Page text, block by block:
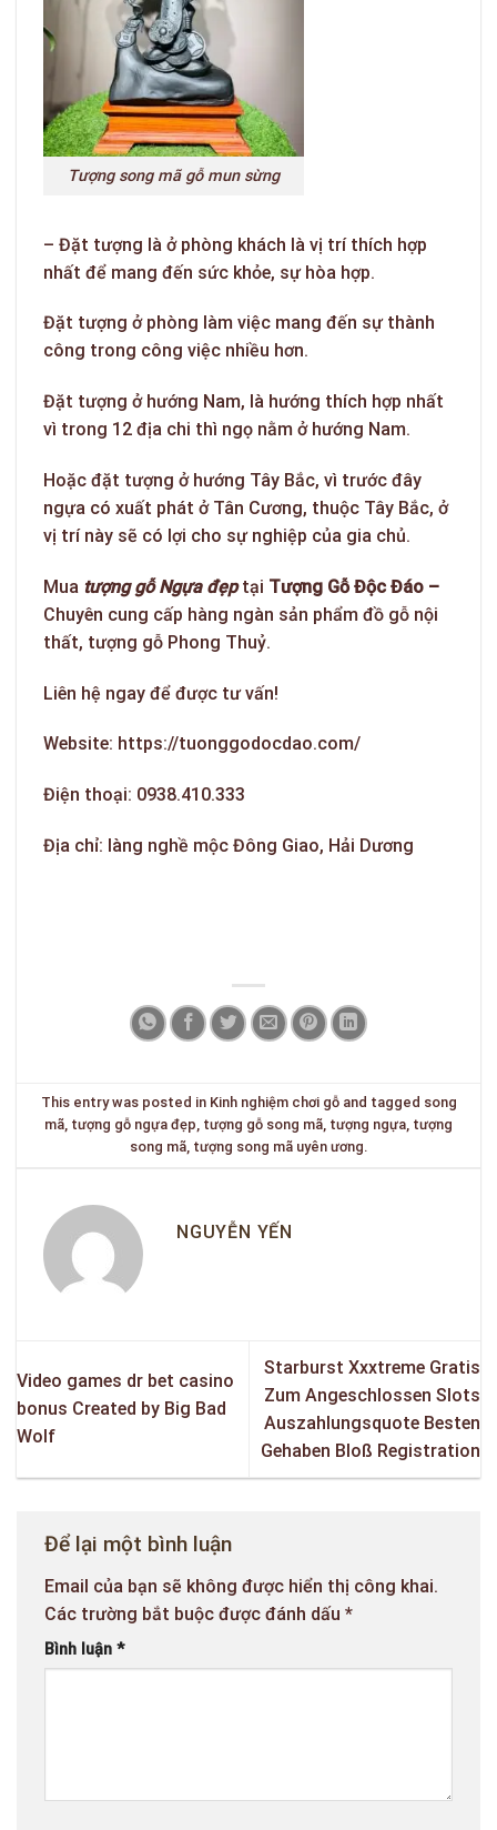
Tượng song mã gỗ mun sừng
– Đặt tượng là ở phòng khách là vị trí thích hợp
nhất để mang đến sức khỏe, sự hòa hợp.
Đặt tượng ở phòng làm việc mang đến sự thành
công trong công việc nhiều hơn.
Đặt tượng ở hướng Nam, là hướng thích hợp nhất
vì trong 12 địa chi thì ngọ nằm ở hướng Nam.
Hoặc đặt tượng ở hướng Tây Bắc, vì trước đây
ngựa có xuất phát ở Tân Cương, thuộc Tây Bắc, ở
vị trí này sẽ có lợi cho sự nghiệp của gia chủ.
Mua tượng gỗ Ngựa đẹp tại Tượng Gỗ Độc Đáo –
Chuyên cung cấp hàng ngàn sản phẩm đồ gỗ nội
thất, tượng gỗ Phong Thuỷ.
Liên hệ ngay để được tư vấn!
Website: https://tuonggodocdao.com/
Điện thoại: 0938.410.333
Địa chỉ: làng nghề mộc Đông Giao, Hải Dương
This entry was posted in Kinh nghiệm chơi gỗand tagged song
mã tượng gỗ ngựa đẹp tượng gỗ song mã tượng ngựa tượng
song mã tượng song mã uyên ương.
NGUYỄN YẾN
Video games dr bet casino
bonus Created by Big Bad
Wolf
Starburst Xxxtreme Gratis
Zum Angeschlossen Slots
Auszahlungsquote Besten
Gehaben Bloß Registration
Để lại một bình luận
Email của bạn sẽ không được hiển thị công khai.
Các trường bắt buộc được đánh dấu *
Bình luận *